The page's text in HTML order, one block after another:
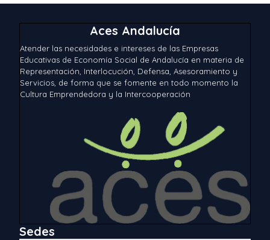
Aces Andalucía
Atender las necesidades e intereses de las Empresas
Educativas de Economía Social de Andalucía en materia de
Representación, Interlocución, Defensa, Asesoramiento y
Servicios, de forma que se fomente en todo momento la
Cultura Emprendedora y la Intercooperación
Sedes